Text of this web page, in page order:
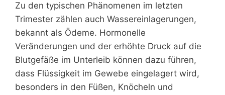
Zu den typischen Phänomenen im letzten
Trimester zählen auch Wassereinlagerungen,
bekannt als Ödeme. Hormonelle
Veränderungen und der erhöhte Druck auf die
Blutgefäße im Unterleib können dazu führen,
dass Flüssigkeit im Gewebe eingelagert wird,
besonders in den Füßen, Knöcheln und